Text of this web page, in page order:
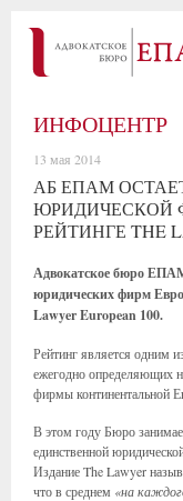
ИНФОЦЕНТР
13 мая 2014
АБ ЕПАМ
ЮРИДИЧЕСКОЙ
РЕЙТИНГЕ THE
Адвокатское бюро
юридических фирм
Lawyer European 100.
Рейтинг является одним
ежегодно определяющих
фирмы континентальной
В этом году Бюро
единственной
Издание The Lawyer
что в среднем «на